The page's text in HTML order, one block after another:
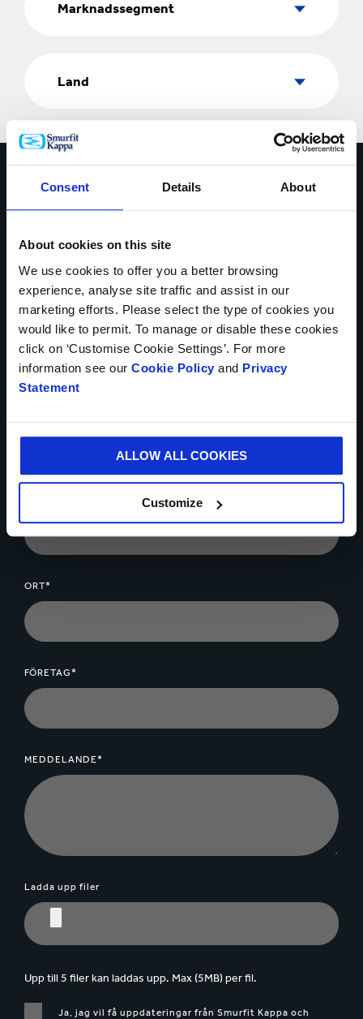
Consent Details About
About cookies on this site
We use cookies to offer you a better browsing
experience, analyse site traffic and assist in our
marketing efforts. Please select the type of cookies you
would like to permit. To manage or disable these cookies
click on ‘Customise Cookie Settings’. For more
information see our Cookie Policy and Privacy
Statement
ALLOW ALL COOKIES
Customize
Marknadssegment
Land
Kontakta oss
* Obligatoriska fält
DITT NAMN*
LAND*
ORT*
FÖRETAG*
MEDDELANDE*
Ladda upp filer
Upp till 5 filer kan laddas upp. Max (5MB) per fil.
Ja, jag vil få uppdateringar från Smurfit Kappa och